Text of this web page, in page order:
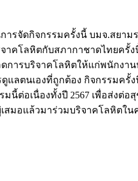
ารจัดกิจกรรมครั้งนี้ บมจ.สย
าคโลหิตกับสภากาชาดไทยครั้
การบริจาคโลหิตให้แก่พนัก
ลตนเองที่ถูกต้อง กิจกรรมค
นี้ต่อเนื่องทั้งปี 2567 เพื่อส่ง
มอแล้วมาร่วมบริจาคโลหิตใน